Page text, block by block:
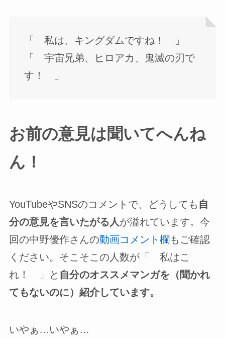
「 私は、キングダムですね！ 」
「 宇宙兄弟、ヒロアカ、鬼滅の刃で
す！ 」
お前の意見は聞いてへんね
ん！
YouTubeやSNSのコメントで、どうしても 自
分の意見を言いたがる人が溢れています。今
回の中野優作さんの動画コメント欄 もご確認
ください。そこそこの人数が「 私はこ
れ！ 」と 自分のオススメマンガを（聞かれ
てもないのに）紹介しています。
いやぁ…いやぁ…